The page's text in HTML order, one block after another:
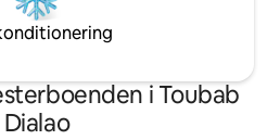
i Toubab
Dialao